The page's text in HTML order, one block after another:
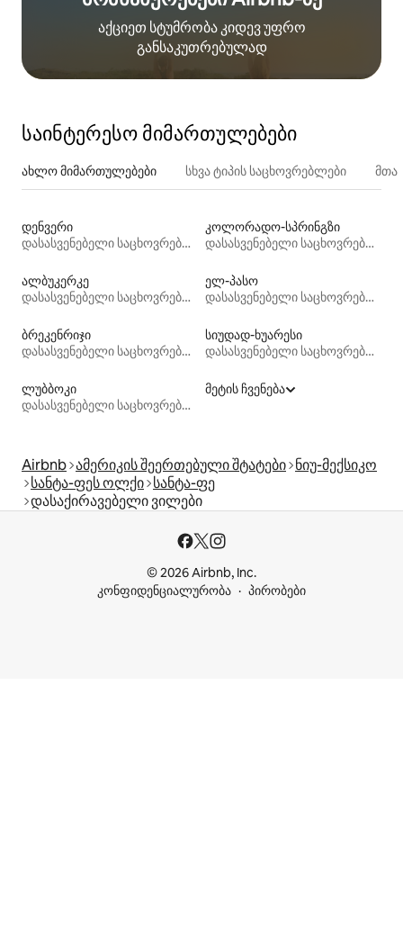
აქციეთ სტუმრობა კიდევ უფრო
განსაკუთრებულად
საინტერესო მიმართულებები
ახლო მიმართულებები სხვა ტიპის საცხოვრებლები
დენვერი
დასასვენებელი საცხოვრებლები
კოლორადო-სპრინგზი
დასასვენებელი საცხოვრებლები
ალბუკერკე
დასასვენებელი საცხოვრებლები
ელ-პასო
დასასვენებელი საცხოვრებლები
ბრეკენრიჯი
დასასვენებელი საცხოვრებლები
სიუდად-ხუარესი
დასასვენებელი საცხოვრებლები
ლუბბოკი
დასასვენებელი საცხოვრებლები
მეტის ჩვენება
Airbnb ამერიკის შეერთებული შტატები ნიუ-მექსიკო
სანტა-ფეს ოლქი სანტა-ფე
დასაქირავებელი ვილები
© 2026 Airbnb, Inc.
კონფიდენციალურობა
პირობები